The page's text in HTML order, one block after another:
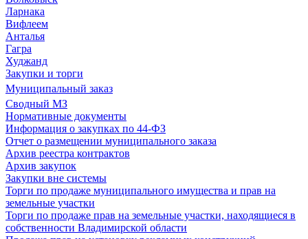
Ларнака
Вифлеем
Анталья
Гагра
Худжанд
Закупки и торги
Муниципальный заказ
Сводный МЗ
Нормативные документы
Информация о закупках по 44-ФЗ
Отчет о размещении муниципального заказа
Архив реестра контрактов
Архив закупок
Закупки вне системы
Торги по продаже муниципального имущества и прав на
земельные участки
Торги по продаже прав на земельные участки, находящиеся в
собственности Владимирской области